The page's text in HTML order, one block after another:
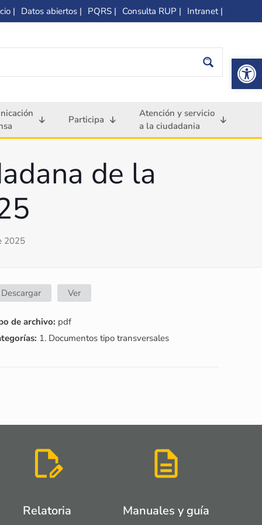
| Datos abiertos | PQRS | Consulta RUP | Intranet |
Participa
Atención y servicio
a la ciudadania
de la
2025
Descargar Ver
de archivo: pdf
1. Documentos tipo transversales
Relatoria Manuales y guía